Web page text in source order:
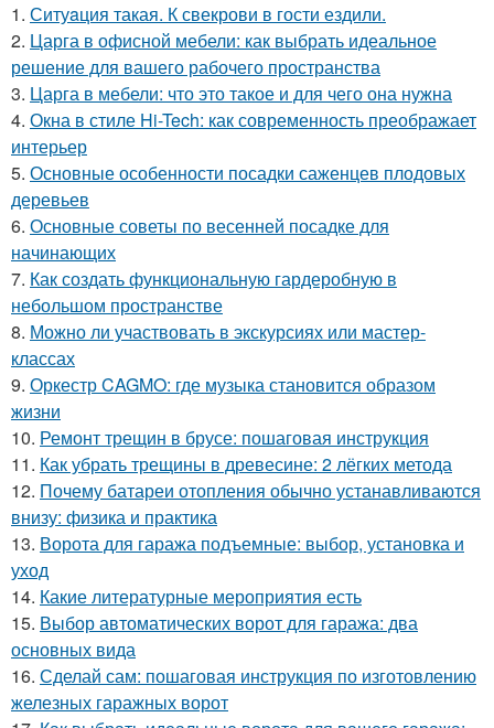
1. Ситуaция такая. К свекрови в гости ездили.
2. Царга в офисной мебели: как выбрать идеальное
решение для вашего рабочего пространства
3. Царга в мебели: что это такое и для чего она нужна
4. Окна в стиле Hi-Tech: как современность преображает
интерьер
5. Основные особенности посадки саженцев плодовых
деревьев
6. Основные советы по весенней посадке для
начинающих
7. Как создать функциональную гардеробную в
небольшом пространстве
8. Можно ли участвовать в экскурсиях или мастер-
классах
9. Оркестр CAGMO: где музыка становится образом
жизни
10. Ремонт трещин в брусе: пошаговая инструкция
11. Как убрать трещины в древесине: 2 лёгких метода
12. Почему батареи отопления обычно устанавливаются
внизу: физика и практика
13. Ворота для гаража подъемные: выбор, установка и
уход
14. Какие литературные мероприятия есть
15. Выбор автоматических ворот для гаража: два
основных вида
16. Сделай сам: пошаговая инструкция по изготовлению
железных гаражных ворот